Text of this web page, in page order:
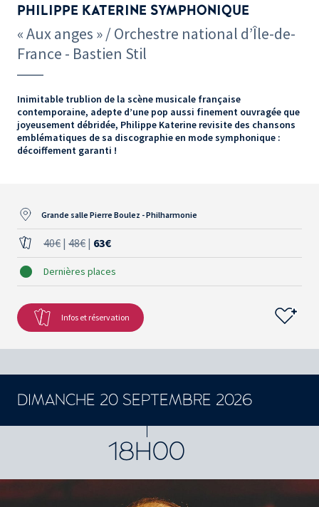
PHILIPPE KATERINE SYMPHONIQUE
« Aux anges » / Orchestre national d’Île-de-
France - Bastien Stil
Inimitable trublion de la scène musicale française
contemporaine, adepte d’une pop aussi finement ouvragée que
joyeusement débridée, Philippe Katerine revisite des chansons
emblématiques de sa discographie en mode symphonique :
décoiffement garanti !
Grande salle Pierre Boulez - Philharmonie
40€ | 48€ | 63€
Dernières places
Infos et réservation
DIMANCHE 20 SEPTEMBRE 2026
18H00